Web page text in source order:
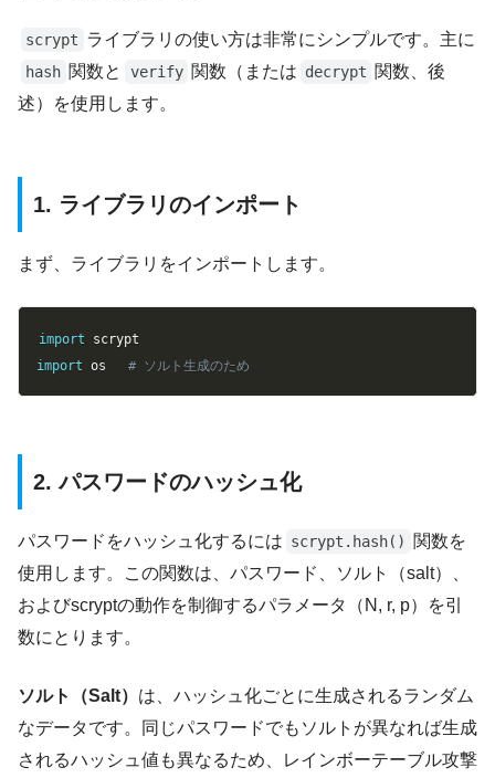
scrypt ライブラリの使い方は非常にシンプルです。主に
hash 関数と verify 関数（または decrypt 関数、後
述）を使用します。
1. ライブラリのインポート
まず、ライブラリをインポートします。
import
import os # ソルト生成のため
2. パスワードのハッシュ化
パスワードをハッシュ化するには scrypt.hash()
関数を
使用します。この関数は、パスワード、ソルト（salt）、
およびscryptの動作を制御するパラメータ（N, r, p）を引
数にとります。
ソルト（Salt） は、ハッシュ化ごとに生成されるランダム
なデータです。同じパスワードでもソルトが異なれば生成
されるハッシュ値も異なるため、レインボーテーブル攻撃